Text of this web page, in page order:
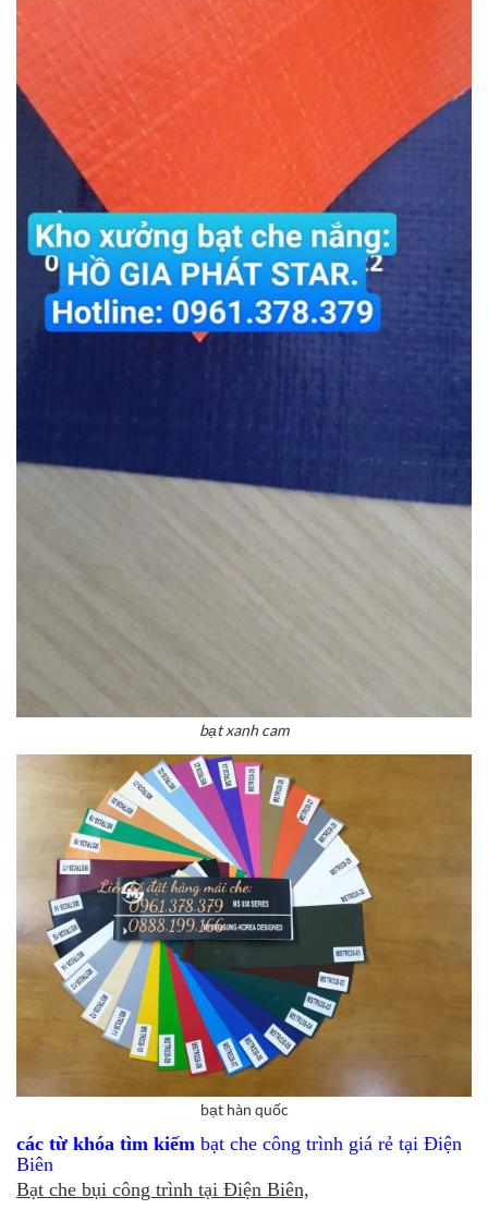
bạt xanh cam
bạt hàn quốc
các từ khóa tìm kiếm bạt che công trình giá rẻ tại Điện
Biên
Bạt che bụi công trình tại Điện Biên,